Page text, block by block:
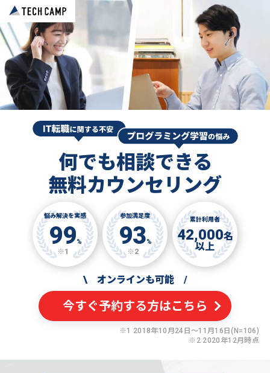
何でも相談できる
無料カウンセリング
悩み解決を実感
99%
※1
参加満足度
93%
※2
累計利用者
42,000名
以上
\ オンラインも可能 /
今すぐ予約する方はこちら
※1 2018年10月24日〜11月16日(N=106)
※2 2020年12月時点